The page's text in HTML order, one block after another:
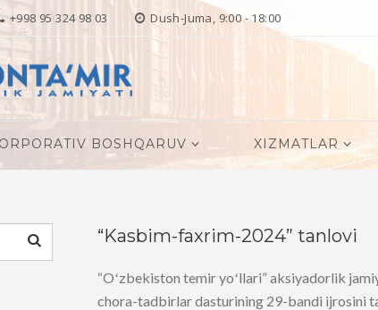
+998 95 324 98 03 Dush-Juma, 9:00 - 18:00
BOSHQARUV XIZMATLAR
“Kasbim-faxrim-2024” tanlovi
“Oʻzbekiston temir yoʻllari” aksiyadorlik
chora-tadbirlar dasturining 29-bandi ijrosini